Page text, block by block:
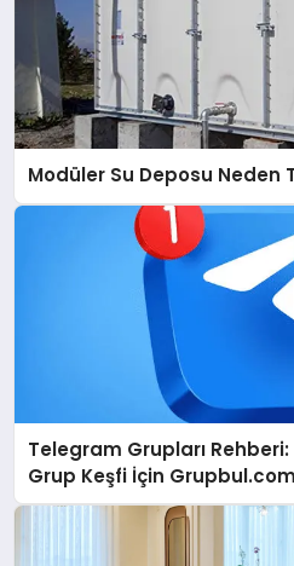
Modüler Su Deposu Neden
Telegram Grupları Rehberi:
Grup Keşfi İçin Grupbul.com